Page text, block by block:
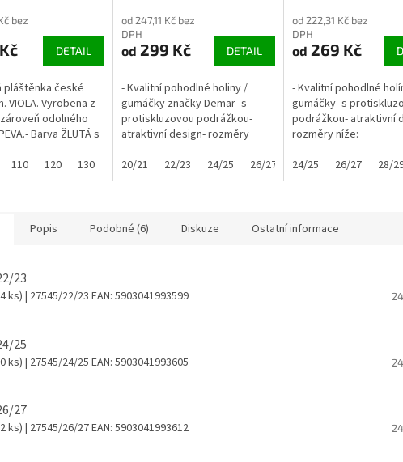
bez
DETAIL
pláštěnka české
VIOLA. Vyrobena z
odolného
Barva ŽLUTÁ s
a lehká ......
110 120 130
od 247,11 Kč bez
DPH
od 299 Kč DETAIL
- Kvalitní pohodlné holiny /
gumáčky značky Demar- s
protiskluzovou podrážkou-
atraktivní design- rozměry
20/21
22/23 24/25 26/27 28/29 30/31 32/
od 222,31 Kč bez
DPH
od 269 Kč
- Kvalitní pohodlné
gumáčky- s
podrážkou- atraktivní
rozměry níže:
24/25
26/27 28/
Popis Podobné (6) Diskuze Ostatní informace
23
ks)| 27545/22/23 EAN: 5903041993599
25
ks)| 27545/24/25 EAN: 5903041993605
27
ks)| 27545/26/27EAN: 5903041993612